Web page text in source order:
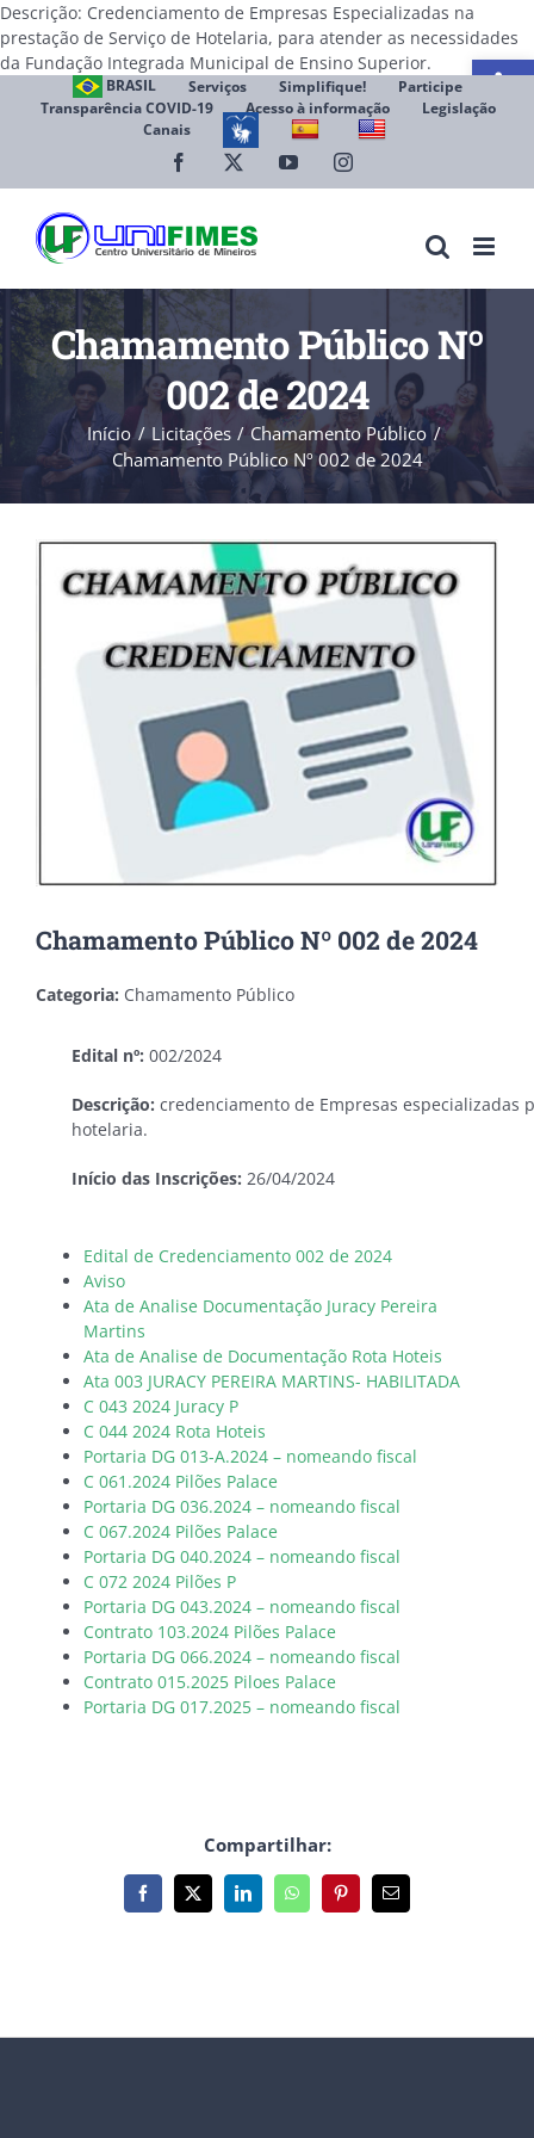
Abrir
Descrição: Credenciamento de Empresas Especializadas na
prestação de Serviço de Hotelaria, para atender as necessidades
da Fundação Integrada Municipal de Ensino Superior.
para
o
BRASIL Serviços Simplifique!
Participe
Transparência COVID-19
Acesso à informação
Legislação
Canais
Facebook YouTubeInstagram
Chamamento Público Nº
002 de 2024
Início Licitações
Chamamento Público
Chamamento Público Nº 002 de 2024
View
Larger
Image
Chamamento Público Nº 002 de 2024
Categoria: Chamamento Público
Edital nº: 002/2024
Descrição: credenciamento de Empresas especializadas
hotelaria.
Início das Inscrições: 26/04/2024
Edital de Credenciamento 002 de 2024
Aviso
Ata de Analise Documentação Juracy Pereira
Martins
Ata de Analise de Documentação Rota Hoteis
Ata 003 JURACY PEREIRA MARTINS- HABILITADA
C 043 2024 Juracy P
C 044 2024 Rota Hoteis
Portaria DG 013-A.2024 – nomeando fiscal
C 061.2024 Pilões Palace
Portaria DG 036.2024 – nomeando fiscal
C 067.2024 Pilões Palace
Portaria DG 040.2024 – nomeando fiscal
C 072 2024 Pilões P
Portaria DG 043.2024 – nomeando fiscal
Contrato 103.2024 Pilões Palace
Portaria DG 066.2024 – nomeando fiscal
Contrato 015.2025 Piloes Palace
Portaria DG 017.2025 – nomeando fiscal
Compartilhar:
Facebook
X LinkedInWhatsAppPinterest
E-
mail